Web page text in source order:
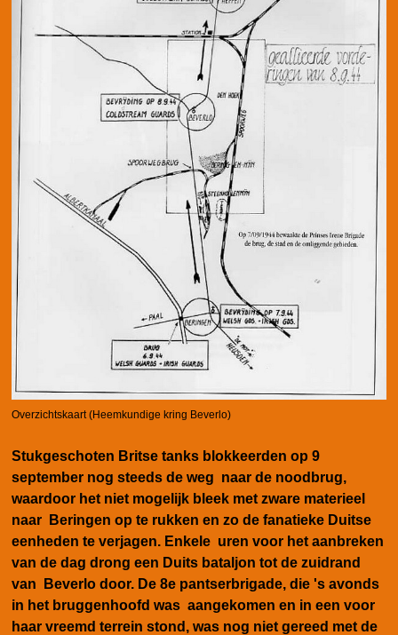
Overzichtskaart (Heemkundige kring Beverlo)
Stukgeschoten Britse tanks blokkeerden op 9
september nog steeds de weg naar de noodbrug,
waardoor het niet mogelijk bleek met zware materieel
naar Beringen op te rukken en zo de fanatieke Duitse
eenheden te verjagen. Enkele uren voor het aanbreken
van de dag drong een Duits bataljon tot de zuidrand
van Beverlo door. De 8e pantserbrigade, die 's avonds
in het bruggenhoofd was aangekomen en in een voor
haar vreemd terrein stond, was nog niet gereed met de